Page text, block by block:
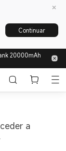
Continuar
20000mAh
a